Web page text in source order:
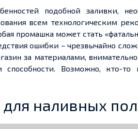
подобной заливки,
всем технологическим
промашка может стать
ошибки – чрезвычайно
за материалами, внимательно
Возможно, кто-то
наливных